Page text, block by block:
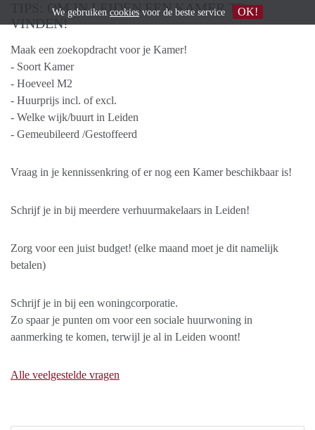
TIPS: OM IN LEIDEN EEN KAMER TE
VINDEN!
Maak een zoekopdracht voor je Kamer!
- Soort Kamer
- Hoeveel M2
- Huurprijs incl. of excl.
- Welke wijk/buurt in Leiden
- Gemeubileerd /Gestoffeerd
Vraag in je kennissenkring of er nog een Kamer beschikbaar is!
Schrijf je in bij meerdere verhuurmakelaars in Leiden!
Zorg voor een juist budget! (elke maand moet je dit namelijk
betalen)
Schrijf je in bij een woningcorporatie.
Zo spaar je punten om voor een sociale huurwoning in
aanmerking te komen, terwijl je al in Leiden woont!
Alle veelgestelde vragen
We gebruiken cookies voor de beste service OK!